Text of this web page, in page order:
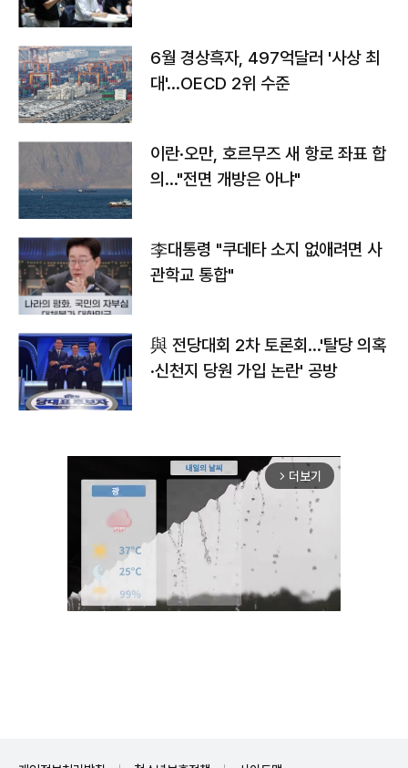
6월 경상흑자, 497억달러 '사상 최
대'…OECD 2위 수준
이란·오만, 호르무즈 새 항로 좌표 합
의…"전면 개방은 아냐"
李대통령 "쿠데타 소지 없애려면 사
관학교 통합"
與 전당대회 2차 토론회…'탈당 의혹
·신천지 당원 가입 논란' 공방
arrow_forward_ios 더보기